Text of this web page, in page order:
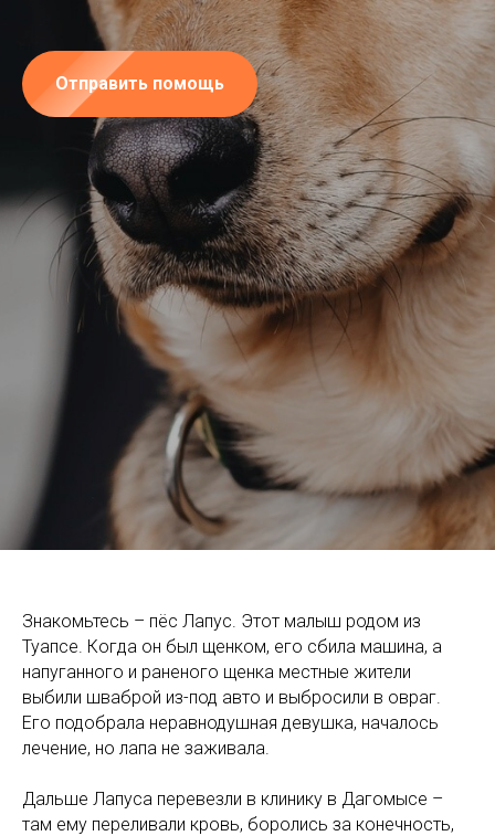
Отправить помощь
Знакомьтесь – пёс Лапус. Этот малыш родом из
Туапсе. Когда он был щенком, его сбила машина, а
напуганного и раненого щенка местные жители
выбили шваброй из-под авто и выбросили в овраг.
Его подобрала неравнодушная девушка, началось
лечение, но лапа не заживала.
Дальше Лапуса перевезли в клинику в Дагомысе –
там ему переливали кровь, боролись за конечность,